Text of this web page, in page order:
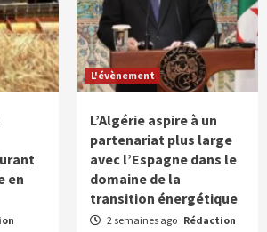
en
L'évènement
L’Algérie aspire à un
partenariat plus large
avec l’Espagne dans le
domaine de la
transition énergétique
2 semaines ago Rédaction